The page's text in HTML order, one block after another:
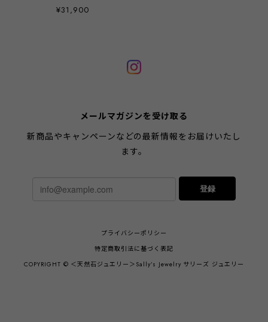
¥31,900
メールマガジンを受け取る
新商品やキャンペーンなどの最新情報をお届けいたし
ます。
登録
プライバシーポリシー
特定商取引法に基づく表記
COPYRIGHT © ＜天然石ジュエリー＞Sally’s Jewelry サリーズ ジュエリー